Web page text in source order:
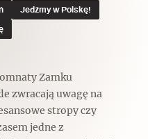
Jedźmy w Polskę!
Zamku
zwracają uwagę na
stropy czy
jedne z